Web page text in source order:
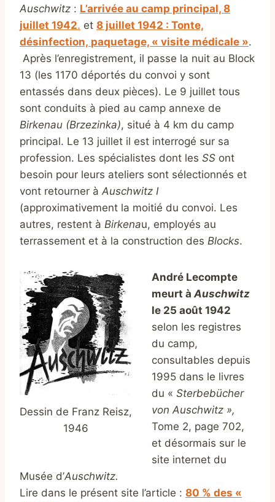
Auschwitz : L’arrivée au camp principal, 8
juillet 1942. et 8 juillet 1942 : Tonte,
désinfection, paquetage, « visite médicale ».
Après l’enregistrement, il passe la nuit au Block
13 (les 1170 déportés du convoi y sont
entassés dans deux pièces). Le 9 juillet tous
sont conduits à pied au camp annexe de
Birkenau (Brzezinka), situé à 4 km du camp
principal. Le 13 juillet il est interrogé sur sa
profession. Les spécialistes dont les SS ont
besoin pour leurs ateliers sont sélectionnés et
vont retourner à Auschwitz I
(approximativement la moitié du convoi. Les
autres, restent à Birkenau, employés au
terrassement et à la construction des Blocks.
Dessin de Franz Reisz,
1946
André Lecompte
meurt à Auschwitz
le 25 août 1942
selon les registres
du camp,
consultables depuis
1995 dans le livres
du « Sterbebücher
von Auschwitz »,
Tome 2, page 702,
et désormais sur le
site internet du
Musée d’Auschwitz.
Lire dans le présent site l’article : 80 % des «